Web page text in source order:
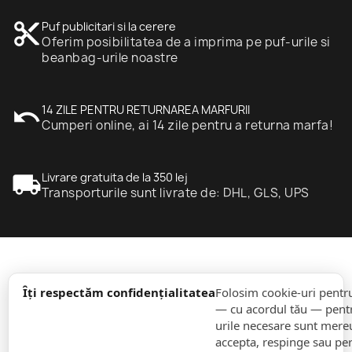
Îți respectăm confidențialitateaFolosim cookie-uri
— cu acordul tău —
urile necesare sunt
accepta, respinge sau
content_cut Puf publicitari si la cerere
Oferim posibilitatea de a imprima pe puf-urile si
beanbag-urile noastre
undo14 ZILE PENTRU RETURNAREA MARFURII
Cumperi online, ai 14 zile pentru a returna marfa!
local_shippingLivrare gratuita de la 350 lej
Transporturile sunt livrate de: DHL, GLS, UPS
informație
expand_more